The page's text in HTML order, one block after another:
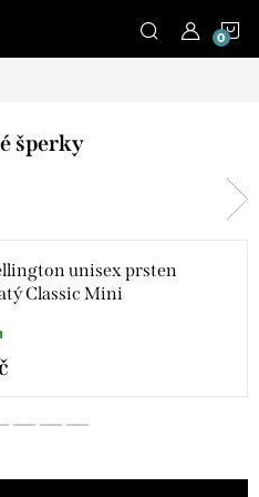
šperky
unisex prsten
Classic Mini